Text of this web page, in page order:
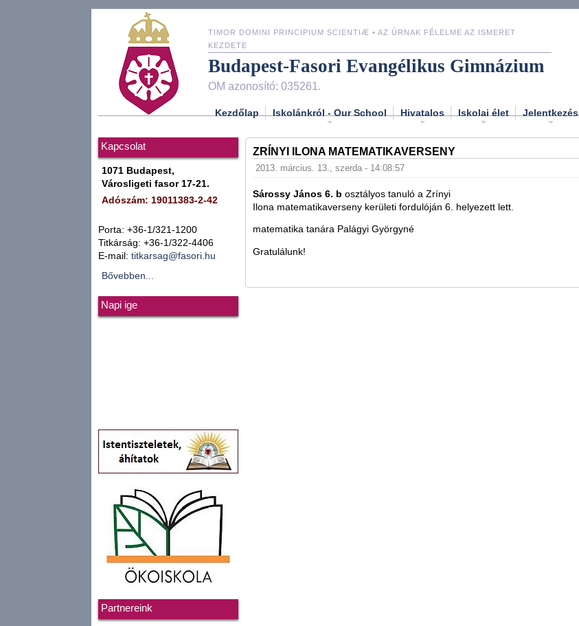
TIMOR DOMINI PRINCIPIUM SCIENTIÆ • AZ ÚRNAK FÉLELME AZ ISMERET
KEZDETE
Budapest-Fasori Evangélikus Gimnázium
OM azonosító: 035261.
Kezdőlap Iskolánkról - Our School Hivatalos Iskolai élet Jelentkezés
Kapcsolat
1071 Budapest,
Városligeti fasor 17-21.
Adószám: 19011383-2-42
Porta: +36-1/321-1200
Titkárság: +36-1/322-4406
E-mail: titkarsag@fasori.hu
Bővebben...
Napi ige
Partnereink
ZRÍNYI ILONA MATEMATIKAVERSENY
2013. március. 13., szerda - 14:08:57
Sárossy János 6. b osztályos tanuló a Zrínyi
Ilona matematikaverseny kerületi fordulóján 6. helyezett lett.
matematika tanára Palágyi Györgyné
Gratulálunk!